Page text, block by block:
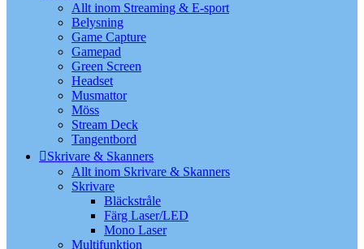
Allt inom Streaming & E-sport
Belysning
Game Capture
Gamepad
Green Screen
Headset
Musmattor
Möss
Stream Deck
Tangentbord
Skrivare & Skanners
Allt inom Skrivare & Skanners
Skrivare
Bläckstråle
Färg Laser/LED
Mono Laser
Multifunktion